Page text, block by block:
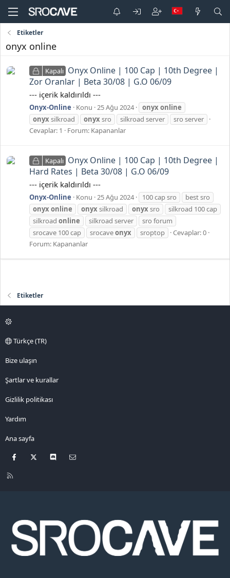
Etiketler
onyx online
Kapalı Onyx Online | 100 Cap | 10th Degree |
Zor Oranlar | Beta 30/08 | G.O 06/09
--- içerik kaldırıldı ---
Onyx-Online Konu 25 Ağu 2024 onyx online
onyx silkroad onyx sro silkroad server
sro server
Cevaplar: 1
Forum: Kapananlar
Kapalı Onyx Online | 100 Cap | 10th Degree |
Hard Rates | Beta 30/08 | G.O 06/09
--- içerik kaldırıldı ---
Onyx-Online Konu 25 Ağu 2024 100 cap sro
best sro
onyx online onyx silkroad onyx sro
silkroad 100 cap
silkroad online silkroad server
sro forum
srocave 100 cap
srocaveonyx sroptop
Cevaplar: 0
Forum: Kapananlar
Etiketler
Türkçe (TR)
Bize ulaşın
Şartlar ve kurallar
Gizlilik politikası
Yardım
Ana sayfa
Facebook Discord
R